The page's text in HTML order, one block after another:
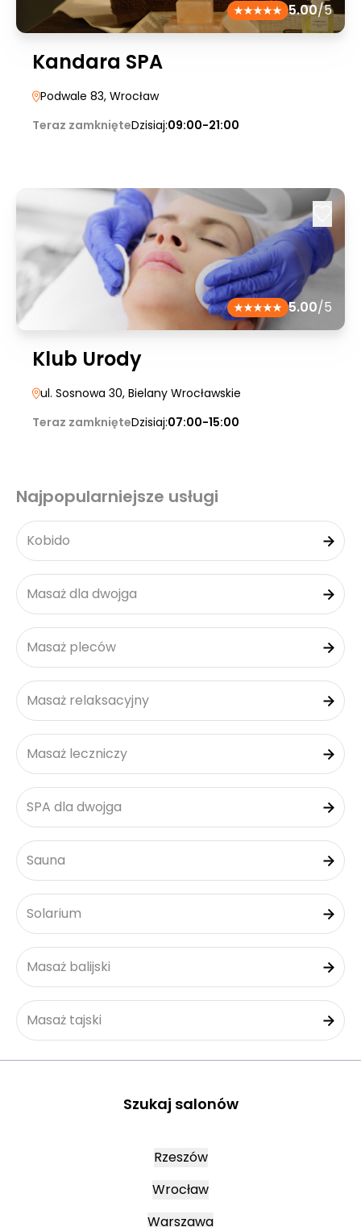
5.00/5
Kandara SPA
Podwale 83, Wrocław
Teraz zamknięteDzisiaj:09:00-21:00
5.00/5
Klub Urody
ul. Sosnowa 30, Bielany Wrocławskie
Teraz zamknięteDzisiaj:07:00-15:00
Najpopularniejsze usługi
Kobido
Masaż dla dwojga
Masaż pleców
Masaż relaksacyjny
Masaż leczniczy
SPA dla dwojga
Sauna
Solarium
Masaż balijski
Masaż tajski
Szukaj salonów
Rzeszów
Wrocław
Warszawa